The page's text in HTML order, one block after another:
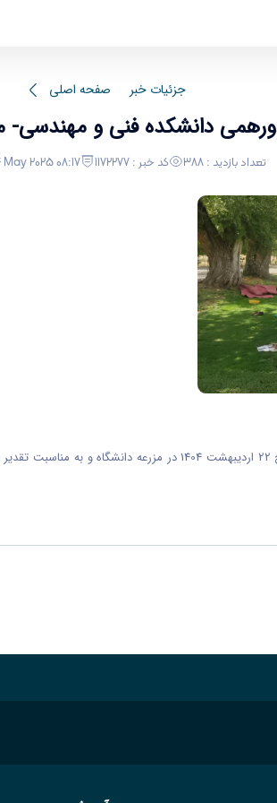
صفحه اصلی جزئیات خبر
دانشکده فنی و مهندسی-
May 2025 08:17 کد خبر : 1172277 تعداد بازدید : 388
به استحضار همکاران گرامی می رساند، دورهمی همکاران محترم